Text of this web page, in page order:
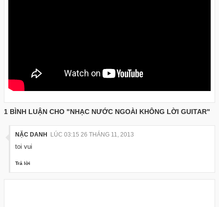
1 BÌNH LUẬN CHO "NHẠC NƯỚC NGOÀI KHÔNG LỜI GUITAR"
NẶC DANH LÚC 03:15 26 THÁNG 11, 2013
toi vui
Trả lời